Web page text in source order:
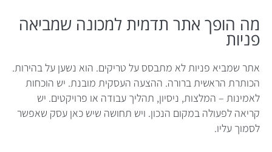
מה הופך אתר תדמית למכונה שמביאה
פניות
אתר שמביא פניות לא מתבסס על טריקים. הוא נשען על בהירות.
הכותרת הראשית ברורה. ההצעה העסקית מובנת. יש הוכחות
לאמינות – המלצות, ניסיון, תהליך עבודה או פרויקטים. יש
קריאה לפעולה במקום הנכון. ויש תחושה שיש כאן עסק שאפשר
לסמוך עליו.